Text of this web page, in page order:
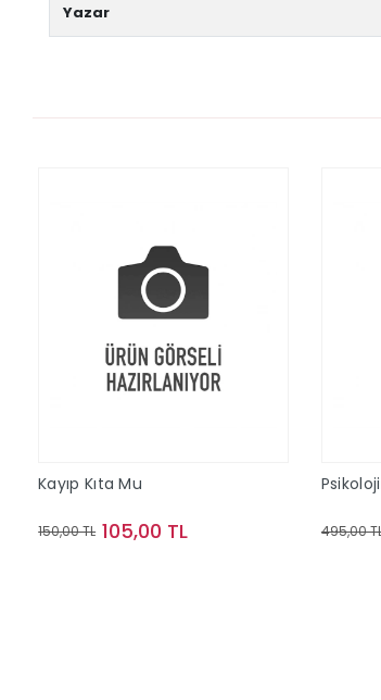
Yazar
Kayıp Kıta Mu
150,00 TL 105,00 TL 495,00